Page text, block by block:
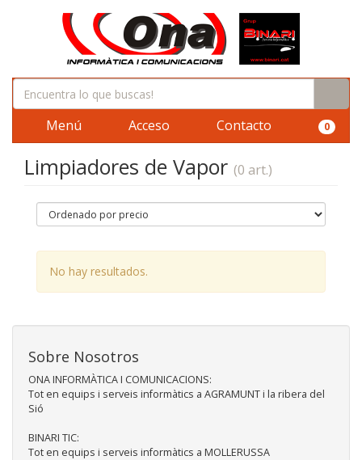
Menú Acceso Contacto 0
Limpiadores de Vapor (0 art.)
No hay resultados.
Sobre Nosotros
ONA INFORMÀTICA I COMUNICACIONS:
Tot en equips i serveis informàtics a AGRAMUNT i la ribera del
Sió
BINARI TIC:
Tot en equips i serveis informàtics a MOLLERUSSA